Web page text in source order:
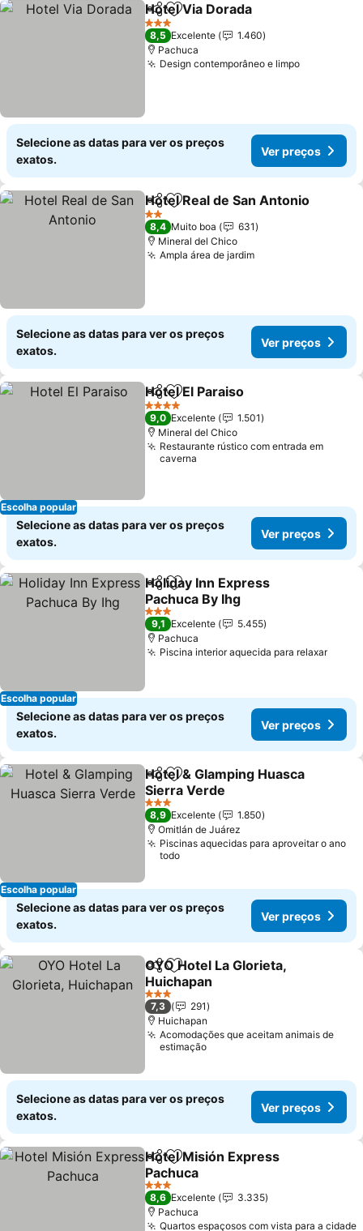
PartilharAdicionar aos favoritos
Hotel Via Dorada
3 Estrelas
8,5 Excelente
1.460
Pachuca
Design contemporâneo e limpo
Selecione as datas para ver os preços
exatos.
Ver preços
PartilharAdicionar aos favoritos
Hotel Real de San Antonio
2 Estrelas
8,4 Muito boa
631
Mineral del Chico
Ampla área de jardim
Selecione as datas para ver os preços
exatos.
Ver preços
Escolha popular
PartilharAdicionar aos favoritos
Hotel El Paraiso
4 Estrelas
9,0 Excelente
1.501
Mineral del Chico
Restaurante rústico com entrada em
caverna
Selecione as datas para ver os preços
exatos.
Ver preços
Escolha popular
PartilharAdicionar aos favoritos
Holiday Inn Express
Pachuca By Ihg
3 Estrelas
9,1 Excelente
5.455
Pachuca
Piscina interior aquecida para relaxar
Selecione as datas para ver os preços
exatos.
Ver preços
Escolha popular
PartilharAdicionar aos favoritos
Hotel & Glamping Huasca
Sierra Verde
3 Estrelas
8,9 Excelente
1.850
Omitlán de Juárez
Piscinas aquecidas para aproveitar o ano
todo
Selecione as datas para ver os preços
exatos.
Ver preços
PartilharAdicionar aos favoritos
OYO Hotel La Glorieta,
Huichapan
3 Estrelas
7,3
291
Huichapan
Acomodações que aceitam animais de
estimação
Selecione as datas para ver os preços
exatos.
Ver preços
PartilharAdicionar aos favoritos
Hotel Misión Express
Pachuca
3 Estrelas
8,6 Excelente
3.335
Pachuca
Quartos espaçosos com vista para a cidade